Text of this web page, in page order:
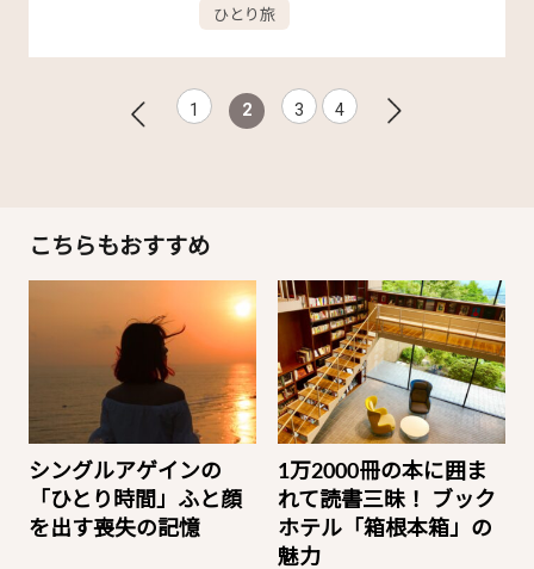
ひとり旅
1 2 3 4
こちらもおすすめ
シングルアゲインの
「ひとり時間」ふと顔
を出す喪失の記憶
1万2000冊の本に囲ま
れて読書三昧！ ブック
ホテル「箱根本箱」の
魅力